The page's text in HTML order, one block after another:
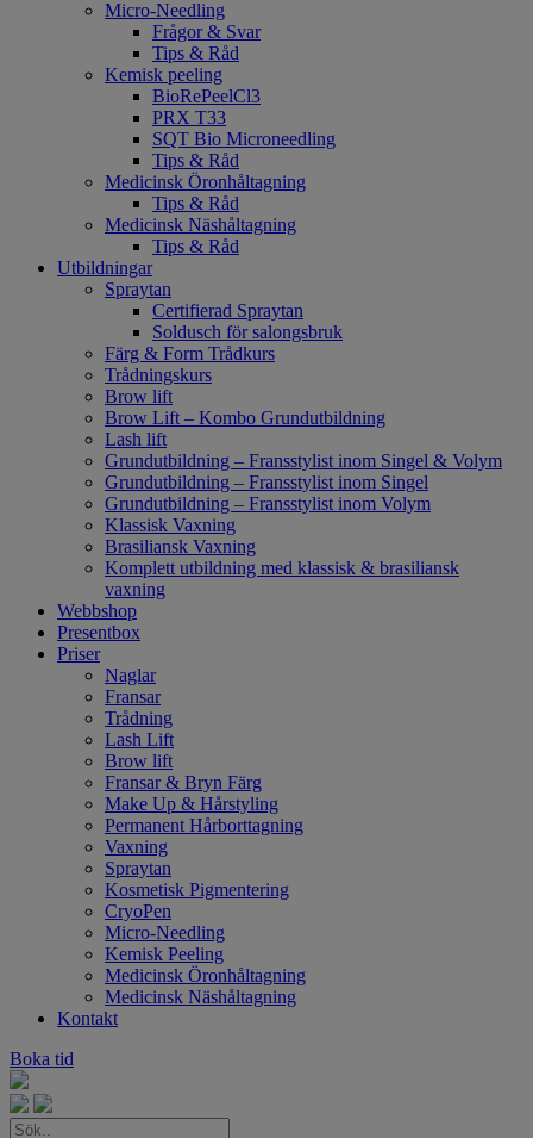
Micro-Needling
Frågor & Svar
Tips & Råd
Kemisk peeling
BioRePeelCl3
PRX T33
SQT Bio Microneedling
Tips & Råd
Medicinsk Öronhåltagning
Tips & Råd
Medicinsk Näshåltagning
Tips & Råd
Utbildningar
Spraytan
Certifierad Spraytan
Soldusch för salongsbruk
Färg & Form Trådkurs
Trådningskurs
Brow lift
Brow Lift – Kombo Grundutbildning
Lash lift
Grundutbildning – Fransstylist inom Singel & Volym
Grundutbildning – Fransstylist inom Singel
Grundutbildning – Fransstylist inom Volym
Klassisk Vaxning
Brasiliansk Vaxning
Komplett utbildning med klassisk & brasiliansk
vaxning
Webbshop
Presentbox
Priser
Naglar
Fransar
Trådning
Lash Lift
Brow lift
Fransar & Bryn Färg
Make Up & Hårstyling
Permanent Hårborttagning
Vaxning
Spraytan
Kosmetisk Pigmentering
CryoPen
Micro-Needling
Kemisk Peeling
Medicinsk Öronhåltagning
Medicinsk Näshåltagning
Kontakt
Boka tid